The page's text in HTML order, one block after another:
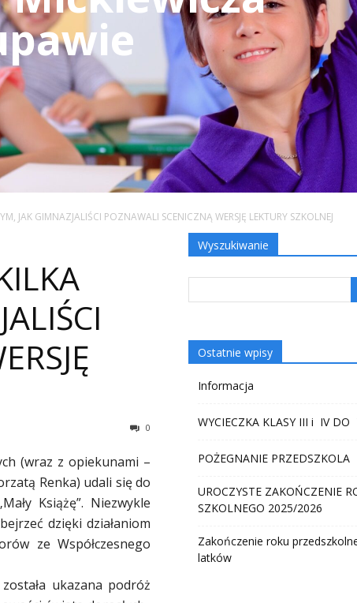
JAK GIMNAZJALIŚCI POZNAWALI SCENICZNĄ WERSJĘ LEKTURY SZKOLNEJ
0
(wraz z opiekunami –
Renka) udali się do
Książę”. Niezwykle
dzięki działaniom
ze Współczesnego
ukazana podróż
Wyszukiwanie
Ostatnie wpisy
Informacja
WYCIECZKA KLASY III i IV DO
POŻEGNANIE PRZEDSZKOLA
UROCZYSTE ZAKOŃCZENIE
SZKOLNEGO 2025/2026
Zakończenie roku
latków